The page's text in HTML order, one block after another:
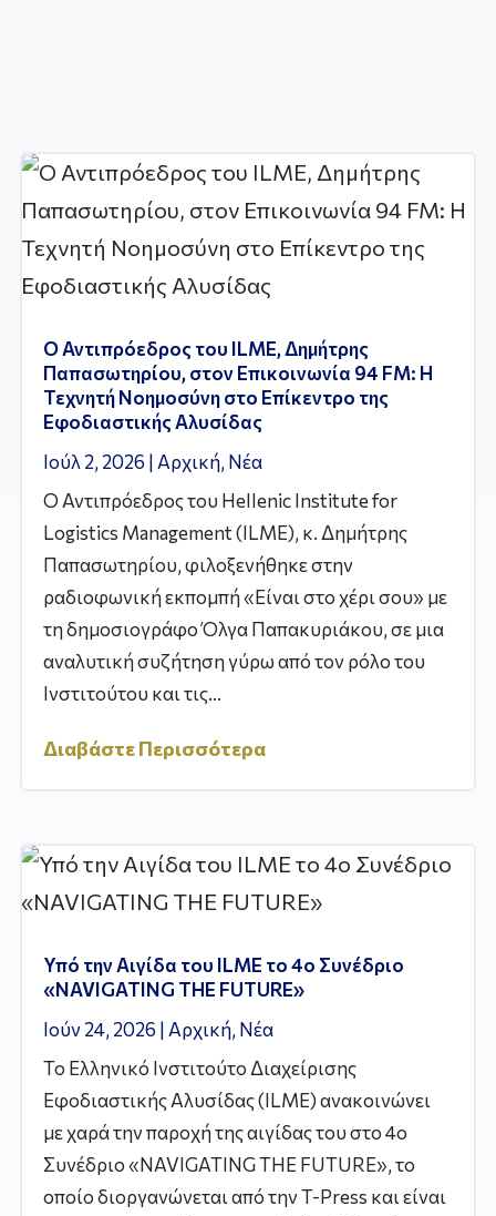
Ο Αντιπρόεδρος του ILME, Δημήτρης
Παπασωτηρίου, στον Επικοινωνία 94 FM: Η
Τεχνητή Νοημοσύνη στο Επίκεντρο της
Εφοδιαστικής Αλυσίδας
Ιούλ 2, 2026 | Αρχική, Νέα
Ο Αντιπρόεδρος του Hellenic Institute for
Logistics Management (ILME), κ. Δημήτρης
Παπασωτηρίου, φιλοξενήθηκε στην
ραδιοφωνική εκπομπή «Είναι στο χέρι σου» με
τη δημοσιογράφο Όλγα Παπακυριάκου, σε μια
αναλυτική συζήτηση γύρω από τον ρόλο του
Ινστιτούτου και τις...
Διαβάστε Περισσότερα
Υπό την Αιγίδα του ILME το 4ο Συνέδριο
«NAVIGATING THE FUTURE»
Ιούν 24, 2026 | Αρχική, Νέα
Το Ελληνικό Ινστιτούτο Διαχείρισης
Εφοδιαστικής Αλυσίδας (ILME) ανακοινώνει
με χαρά την παροχή της αιγίδας του στο 4ο
Συνέδριο «NAVIGATING THE FUTURE», το
οποίο διοργανώνεται από την T-Press και είναι